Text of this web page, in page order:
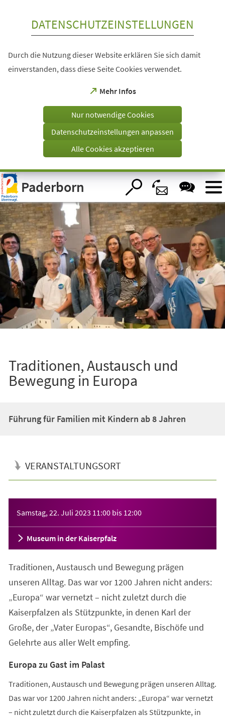
Visuelle
Assistenzsoftware
öffnen.
DATENSCHUTZEINSTELLUNGEN
Durch die Nutzung dieser Website erklären Sie sich damit
einverstanden, dass diese Seite Cookies verwendet.
Mehr Infos
(Öffnet
einem
Tab)
Nur notwendige Cookies
Datenschutzeinstellungen anpassen
Alle Cookies akzeptieren
Paderborn
Traditionen, Austausch und
Bewegung in Europa
Führung für Familien mit Kindern ab 8 Jahren
VERANSTALTUNGSORT
Samstag, 22. Juli 2023 11:00 bis 12:00
Museum in der Kaiserpfalz
Traditionen, Austausch und Bewegung prägen
unseren Alltag. Das war vor 1200 Jahren nicht anders:
„Europa“ war vernetzt – nicht zuletzt durch die
Kaiserpfalzen als Stützpunkte, in denen Karl der
Große, der „Vater Europas“, Gesandte, Bischöfe und
Gelehrte aus aller Welt empfing.
Europa zu Gast im Palast
Traditionen, Austausch und Bewegung prägen unseren Alltag.
Das war vor 1200 Jahren nicht anders: „Europa“ war vernetzt
– nicht zuletzt durch die Kaiserpfalzen als Stützpunkte, in